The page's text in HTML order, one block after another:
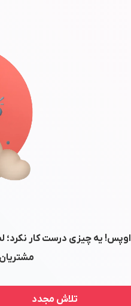
اوپس! یه چیزی درست کار نکرد؛
مشتریان
تلاش مجدد